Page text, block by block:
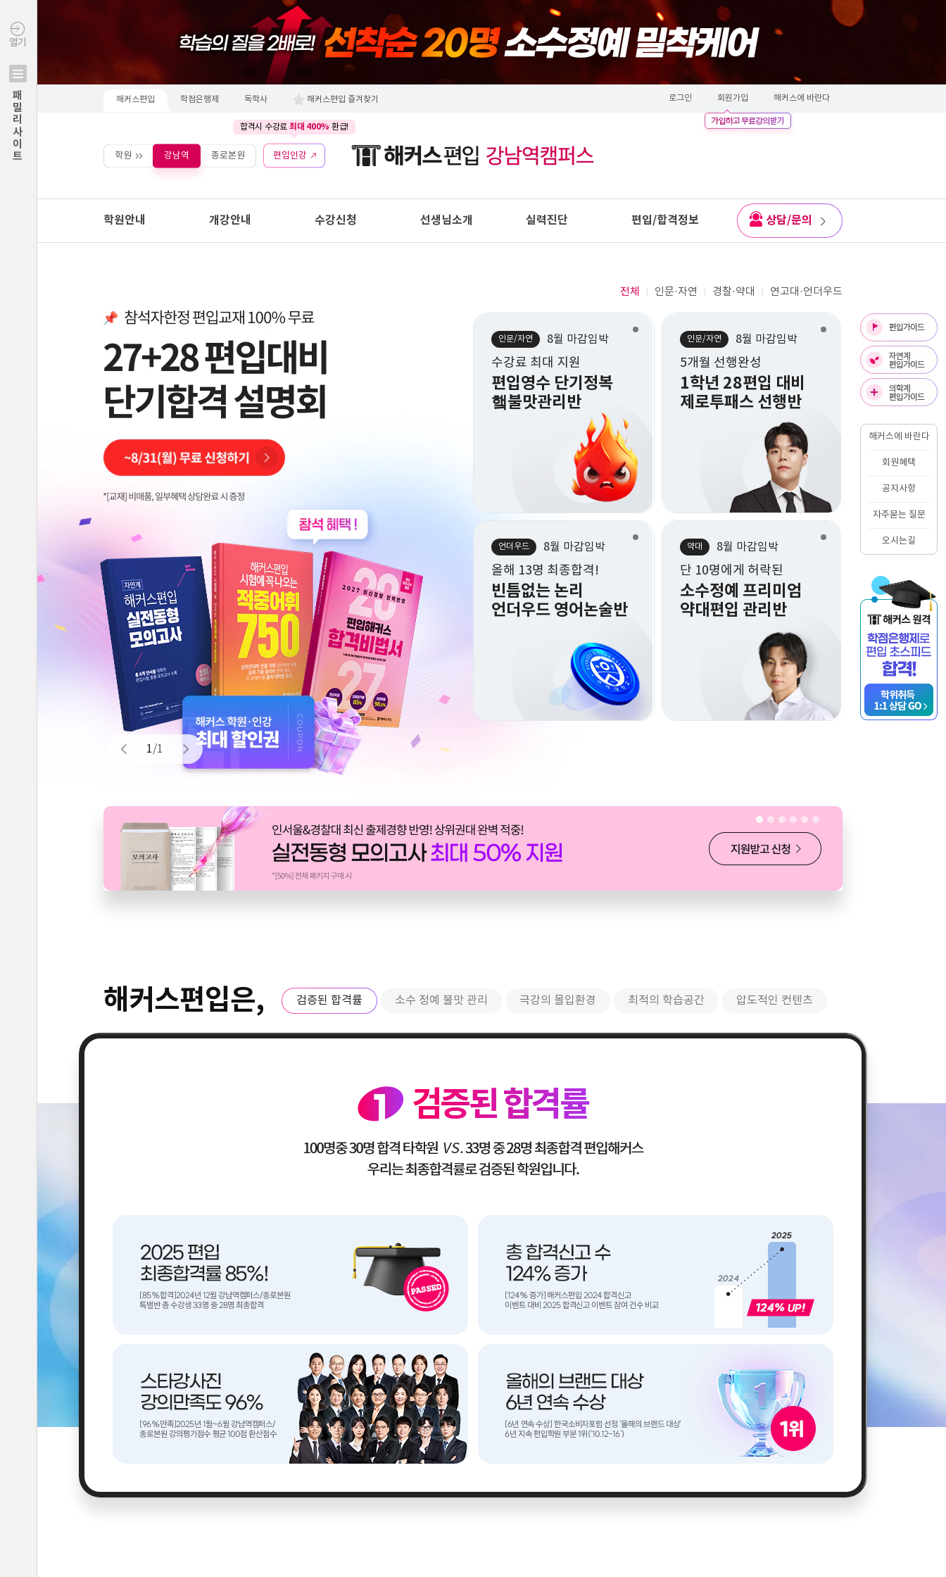
열기
패밀리사이트 해커스편입 학점은행제 독학사 해커스편입 즐겨찾기 로그인 회원가입 해커스에 바란다
합격시 수강료 최대 400% 환급!
학원 강남역 종로본원 편입인강
학원안내 개강안내 수강신청 선생님소개 실력진단 편입/합격정보 상담/문의
1/1
전체 인문·자연 경찰·약대 연고대·언더우드
인문/자연
수강료 최대 지원
편입영수 단기정복
햌불맛관리반
인문/자연 8월 마감임박
수강료 최대 지원
편입영수 단기정복
햌불맛관리반
인문/자연 8월 마감임박
수강료 최대 지원
편입영수 단기정복
햌불맛관리반
인문/자연 8월 마감임박
5개월 선행완성
1학년 28편입 대비
제로투패스 선행반
인문/자연 8월 마감임박
5개월 선행완성
1학년 28편입 대비
제로투패스 선행반
인문/자연 8월
5개월 선행완성
1학년 28편
제로투패스
언더우드 8월 마감임박
올해 13명 최종합격!
빈틈없는 논리
언더우드 영어논술반
언더우드 8월 마감임박
올해 13명 최종합격!
빈틈없는 논리
언더우드 영어논술반
언더우드 8월 마감임박
올해 13명 최종합격!
빈틈없는 논리
언더우드 영어논술반
약대 8월 마감임박
단 10명에게 허락된
소수정예 프리미엄
약대편입 관리반
약대 8월 마감임박
단 10명에게 허락된
소수정예 프리미엄
약대편입 관리반
약대 8월 마감
소수정예
약대편입 관
해커스에 바란다
회원혜택
공지사항
자주묻는 질문
오시는길
해커스편입은, 검증된 합격률 소수 정예 불맛 관리 극강의 몰입환경 최적의 학습공간 압도적인 컨텐츠